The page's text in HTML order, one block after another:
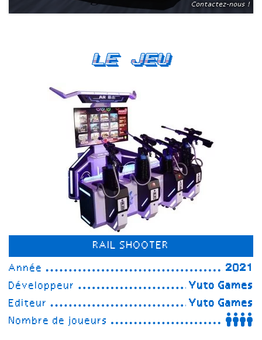
Contactez-nous !
Le Jeu
RAIL SHOOTER
Année
2021
Développeur
Yuto Games
Editeur
Yuto Games
Nombre de joueurs